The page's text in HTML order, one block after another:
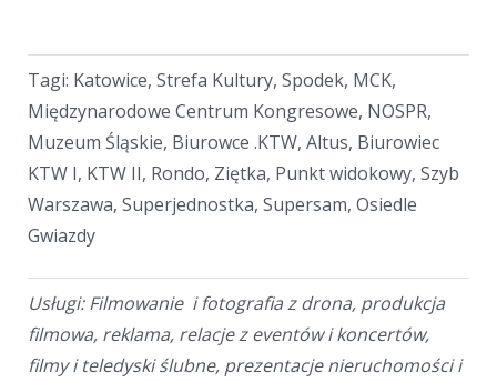
Tagi: Katowice, Strefa Kultury, Spodek, MCK,
Międzynarodowe Centrum Kongresowe, NOSPR,
Muzeum Śląskie, Biurowce .KTW, Altus, Biurowiec
KTW I, KTW II, Rondo, Ziętka, Punkt widokowy, Szyb
Warszawa, Superjednostka, Supersam, Osiedle
Gwiazdy
Usługi: Filmowanie i fotografia z drona, produkcja
filmowa, reklama, relacje z eventów i koncertów,
filmy i teledyski ślubne, prezentacje nieruchomości i